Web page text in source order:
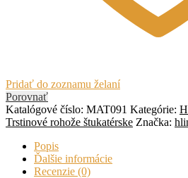
Pridať do zoznamu želaní
Porovnať
Katalógové číslo: MAT091 Kategórie:
Trstinové rohože štukatérske Značka:
Popis
Ďalšie informácie
Recenzie (0)